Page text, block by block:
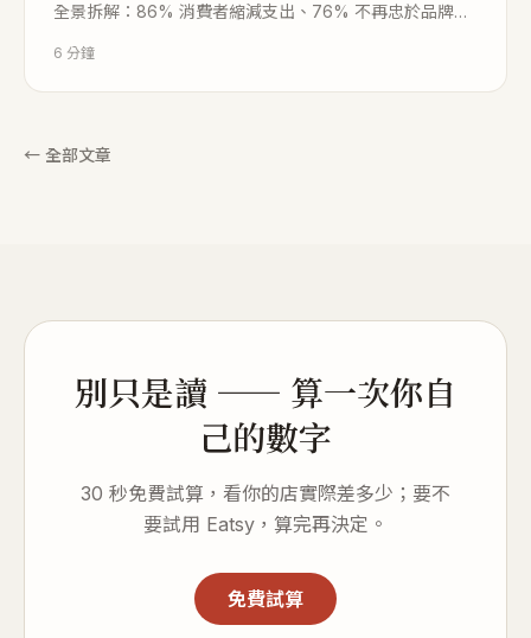
全景拆解：86% 消費者縮減支出、76% 不再忠於品牌，
直達經營、產品結構調整等五大實戰策略。
6 分鐘
← 全部文章
別只是讀 —— 算一次你自
己的數字
30 秒免費試算，看你的店實際差多少；要不
要試用 Eatsy，算完再決定。
免費試算